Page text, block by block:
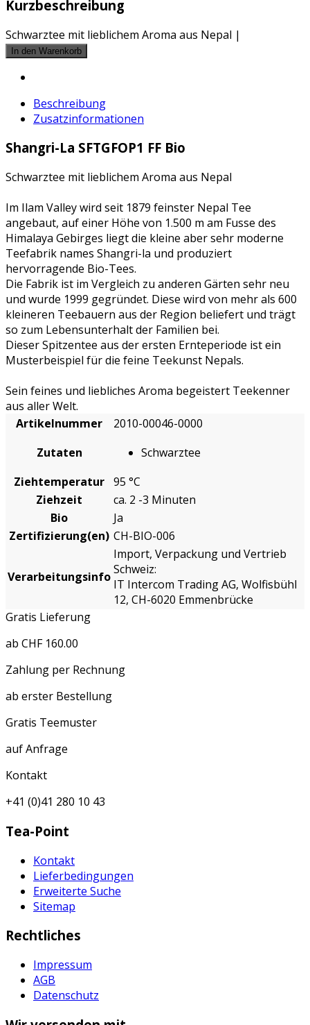
Kurzbeschreibung
Schwarztee mit lieblichem Aroma aus Nepal |
Beschreibung
Zusatzinformationen
Shangri-La SFTGFOP1 FF Bio
Schwarztee mit lieblichem Aroma aus Nepal
Im Ilam Valley wird seit 1879 feinster Nepal Tee
angebaut, auf einer Höhe von 1.500 m am Fusse des
Himalaya Gebirges liegt die kleine aber sehr moderne
Teefabrik names Shangri-la und produziert
hervorragende Bio-Tees.
Die Fabrik ist im Vergleich zu anderen Gärten sehr neu
und wurde 1999 gegründet. Diese wird von mehr als 600
kleineren Teebauern aus der Region beliefert und trägt
so zum Lebensunterhalt der Familien bei.
Dieser Spitzentee aus der ersten Ernteperiode ist ein
Musterbeispiel für die feine Teekunst Nepals.
Sein feines und liebliches Aroma begeistert Teekenner
aus aller Welt.
Artikelnummer
2010-00046-0000
Zutaten
Schwarztee
Ziehtemperatur 95 °C
Ziehzeit
ca. 2 -3 Minuten
Bio
Ja
Zertifizierung(en) CH-BIO-006
Verarbeitungsinfo
Import, Verpackung und Vertrieb
Schweiz:
IT Intercom Trading AG, Wolfisbühl
12, CH-6020 Emmenbrücke
Gratis Lieferung
ab CHF 160.00
Zahlung per Rechnung
ab erster Bestellung
Gratis Teemuster
auf Anfrage
Kontakt
+41 (0)41 280 10 43
Tea-Point
Kontakt
Lieferbedingungen
Erweiterte Suche
Sitemap
Rechtliches
Impressum
AGB
Datenschutz